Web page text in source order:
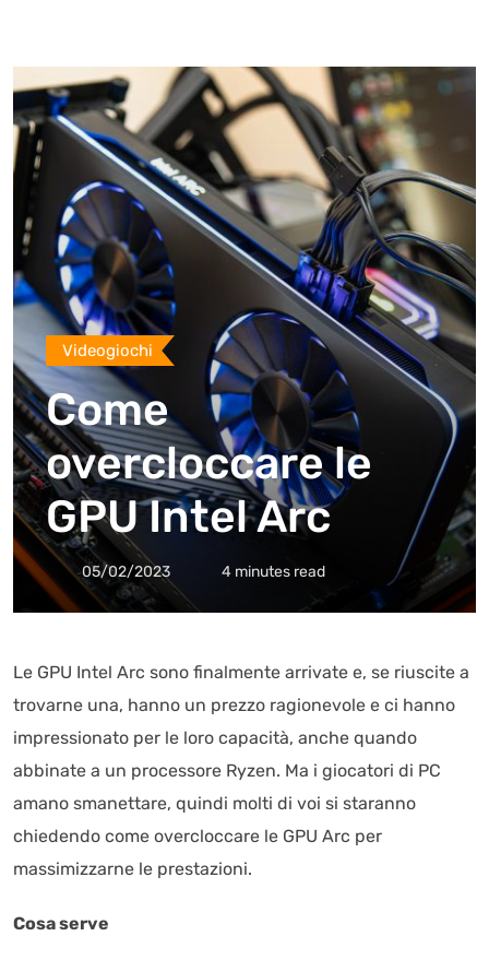
Videogiochi
Come
overcloccare le
GPU Intel Arc
05/02/2023 4 minutes read
Le GPU Intel Arc sono finalmente arrivate e, se riuscite a
trovarne una, hanno un prezzo ragionevole e ci hanno
impressionato per le loro capacità, anche quando
abbinate a un processore Ryzen. Ma i giocatori di PC
amano smanettare, quindi molti di voi si staranno
chiedendo come overcloccare le GPU Arc per
massimizzarne le prestazioni.
Cosa serve